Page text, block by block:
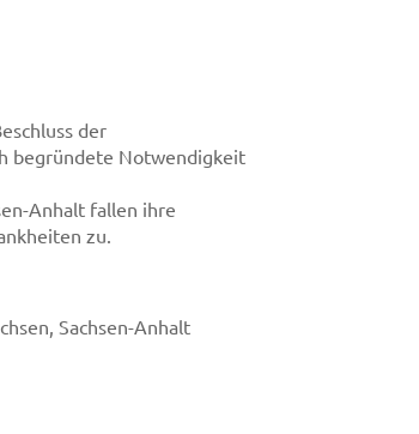
der
begründete Notwendigkeit
Anhalt fallen ihre
zu.
Sachsen-Anhalt